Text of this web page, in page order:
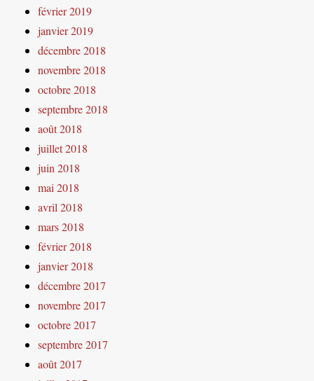
février 2019
janvier 2019
décembre 2018
novembre 2018
octobre 2018
septembre 2018
août 2018
juillet 2018
juin 2018
mai 2018
avril 2018
mars 2018
février 2018
janvier 2018
décembre 2017
novembre 2017
octobre 2017
septembre 2017
août 2017